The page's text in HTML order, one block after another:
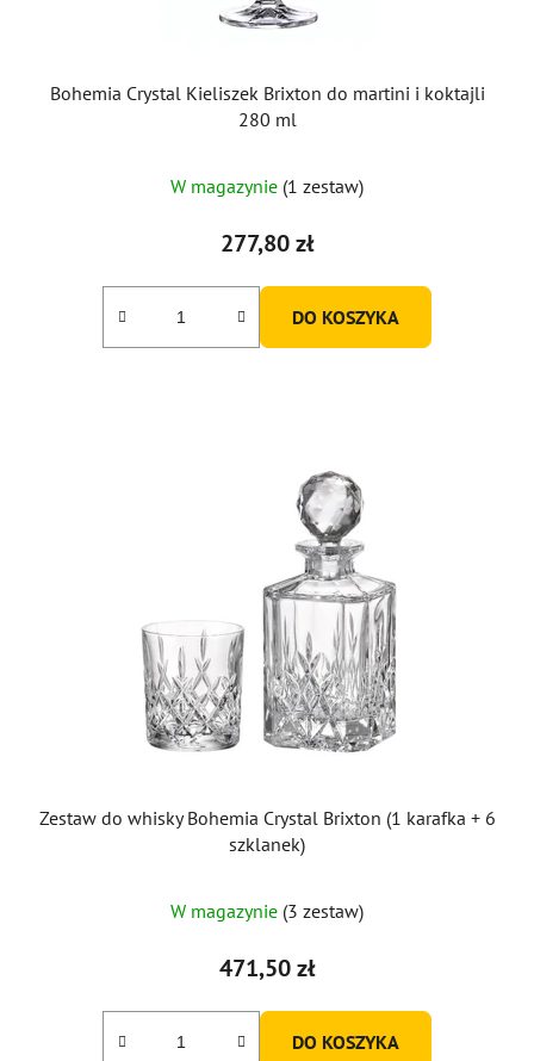
Bohemia Crystal Kieliszek Brixton do martini i koktajli
280 ml
W magazynie (1 zestaw)
277,80 zł
DO KOSZYKA
Zestaw do whisky Bohemia Crystal Brixton (1 karafka + 6
szklanek)
W magazynie (3 zestaw)
471,50 zł
DO KOSZYKA